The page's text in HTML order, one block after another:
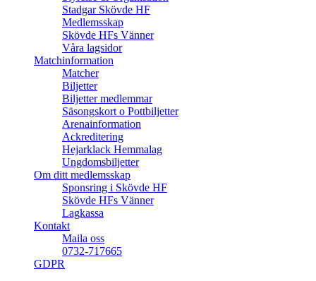
Stadgar Skövde HF
Medlemsskap
Skövde HFs Vänner
Våra lagsidor
Matchinformation
Matcher
Biljetter
Biljetter medlemmar
Säsongskort o Pottbiljetter
Arenainformation
Ackreditering
Hejarklack Hemmalag
Ungdomsbiljetter
Om ditt medlemsskap
Sponsring i Skövde HF
Skövde HFs Vänner
Lagkassa
Kontakt
Maila oss
0732-717665
GDPR